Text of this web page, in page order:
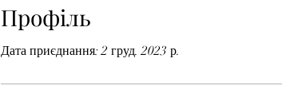
Профіль
Дата приєднання: 2 груд. 2023 р.